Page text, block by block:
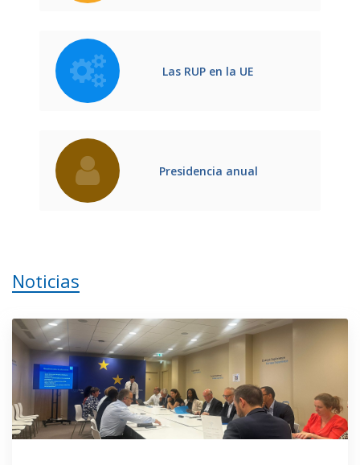
Las RUP en la UE
Presidencia anual
Noticias